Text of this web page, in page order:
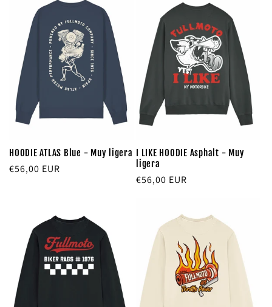
HOODIE ATLAS Blue - Muy ligera
Precio
€56,00 EUR
I LIKE HOODIE Asphalt - Muy
ligera
Precio
€56,00 EUR